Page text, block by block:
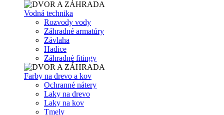
Vodná technika
Rozvody vody
Záhradné armatúry
Závlaha
Hadice
Záhradné fitingy
Farby na drevo a kov
Ochranné nátery
Laky na drevo
Laky na kov
Tmely